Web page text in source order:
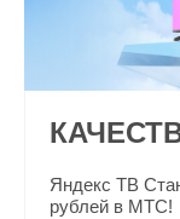
Яндекс ТВ
рублей в МТС!